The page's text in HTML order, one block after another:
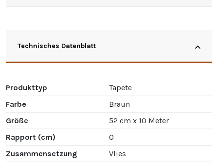
Technisches Datenblatt
Produkttyp
Tapete
Farbe
Braun
Größe
52 cm x 10 Meter
Rapport (cm)
0
Zusammensetzung
Vlies